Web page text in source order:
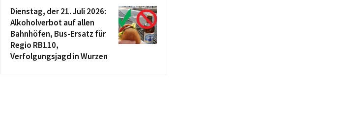
Dienstag, der 21. Juli 2026:
Alkoholverbot auf allen
Bahnhöfen, Bus-Ersatz für
Regio RB110,
Verfolgungsjagd in Wurzen